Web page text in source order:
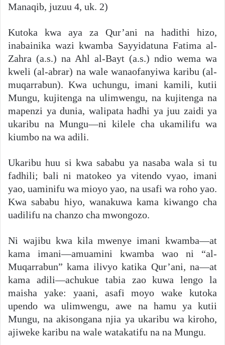
Manaqib, juzuu 4, uk. 2)
Kutoka kwa aya za Qur’ani na hadithi hizo,
inabainika wazi kwamba Sayyidatuna Fatima al-
Zahra (a.s.) na Ahl al-Bayt (a.s.) ndio wema wa
kweli (al-abrar) na wale wanaofanyiwa karibu (al-
muqarrabun). Kwa uchungu, imani kamili, kutii
Mungu, kujitenga na ulimwengu, na kujitenga na
mapenzi ya dunia, walipata hadhi ya juu zaidi ya
ukaribu na Mungu—ni kilele cha ukamilifu wa
kiumbo na wa adili.
Ukaribu huu si kwa sababu ya nasaba wala si tu
fadhili; bali ni matokeo ya vitendo vyao, imani
yao, uaminifu wa mioyo yao, na usafi wa roho yao.
Kwa sababu hiyo, wanakuwa kama kiwango cha
uadilifu na chanzo cha mwongozo.
Ni wajibu kwa kila mwenye imani kwamba—at
kama imani—amuamini kwamba wao ni “al-
Muqarrabun” kama ilivyo katika Qur’ani, na—at
kama adili—achukue tabia zao kuwa lengo la
maisha yake: yaani, asafi moyo wake kutoka
upendo wa ulimwengu, awe na hamu ya kutii
Mungu, na akisongana njia ya ukaribu wa kiroho,
ajiweke karibu na wale watakatifu na na Mungu.